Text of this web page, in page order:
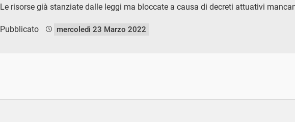
Le risorse già stanziate dalle leggi ma bloccate a causa di decreti attuativi
Pubblicato mercoledì 23 Marzo 2022